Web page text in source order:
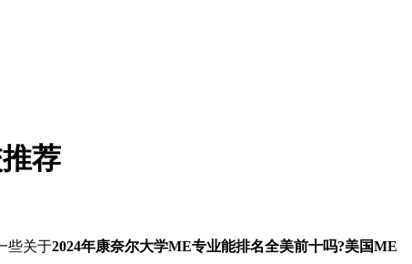
荐
些关于2024年康奈尔大学ME专业能排名全美前十吗?美国ME